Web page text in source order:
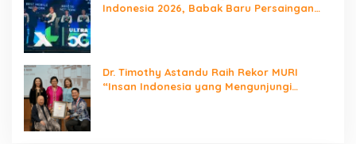
Indonesia 2026, Babak Baru Persaingan
Dr. Timothy Astandu Raih Rekor MURI
“Insan Indonesia yang Mengunjungi